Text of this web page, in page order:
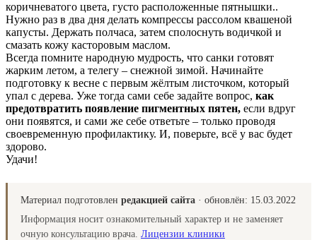
коричневатого цвета, густо расположенные пятнышки..
Нужно раз в два дня делать компрессы рассолом квашеной
капусты. Держать полчаса, затем сполоснуть водичкой и
смазать кожу касторовым маслом.
Всегда помните народную мудрость, что санки готовят
жарким летом, а телегу – снежной зимой. Начинайте
подготовку к весне с первым жёлтым листочком, который
упал с дерева. Уже тогда сами себе задайте вопрос, как
предотвратить появление пигментных пятен, если вдруг
они появятся, и сами же себе ответьте – только проводя
своевременную профилактику. И, поверьте, всё у вас будет
здорово.
Удачи!
Материал подготовлен редакцией сайта · обновлён: 15.03.2022
Информация носит ознакомительный характер и не заменяет
очную консультацию врача. Лицензии клиники